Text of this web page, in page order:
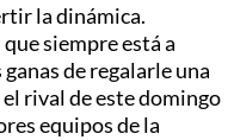
la dinámica.
siempre está a
de regalarle una
rival de este domingo
equipos de la